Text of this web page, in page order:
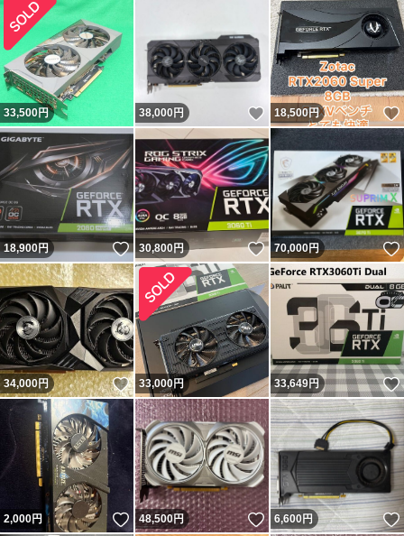
33,500円 38,000円 いいね！
18,500円
18,900円 いいね！
30,800円 いいね！
70,000円
34,000円 いいね！
33,000円 33,649円
2,000円 いいね！
48,500円 いいね！
6,600円